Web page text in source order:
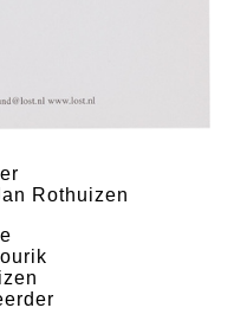
Rothuizen